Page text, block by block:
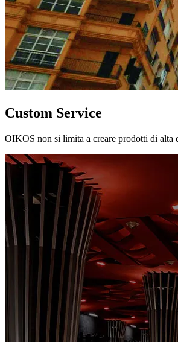
Custom Service
OIKOS non si limita a creare prodotti di alta